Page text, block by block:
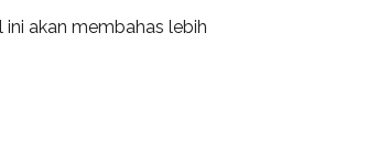
akan membahas lebih